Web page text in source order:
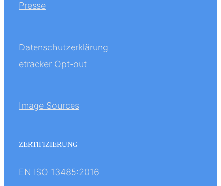
Presse
Datenschutzerklärung
etracker Opt-out
Image Sources
ZERTIFIZIERUNG
EN ISO 13485:2016